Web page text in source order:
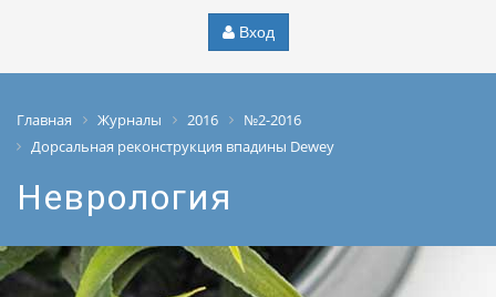
Вход
Главная Журналы 2016
№2-2016
Дорсальная реконструкция впадины Dewey
Неврология